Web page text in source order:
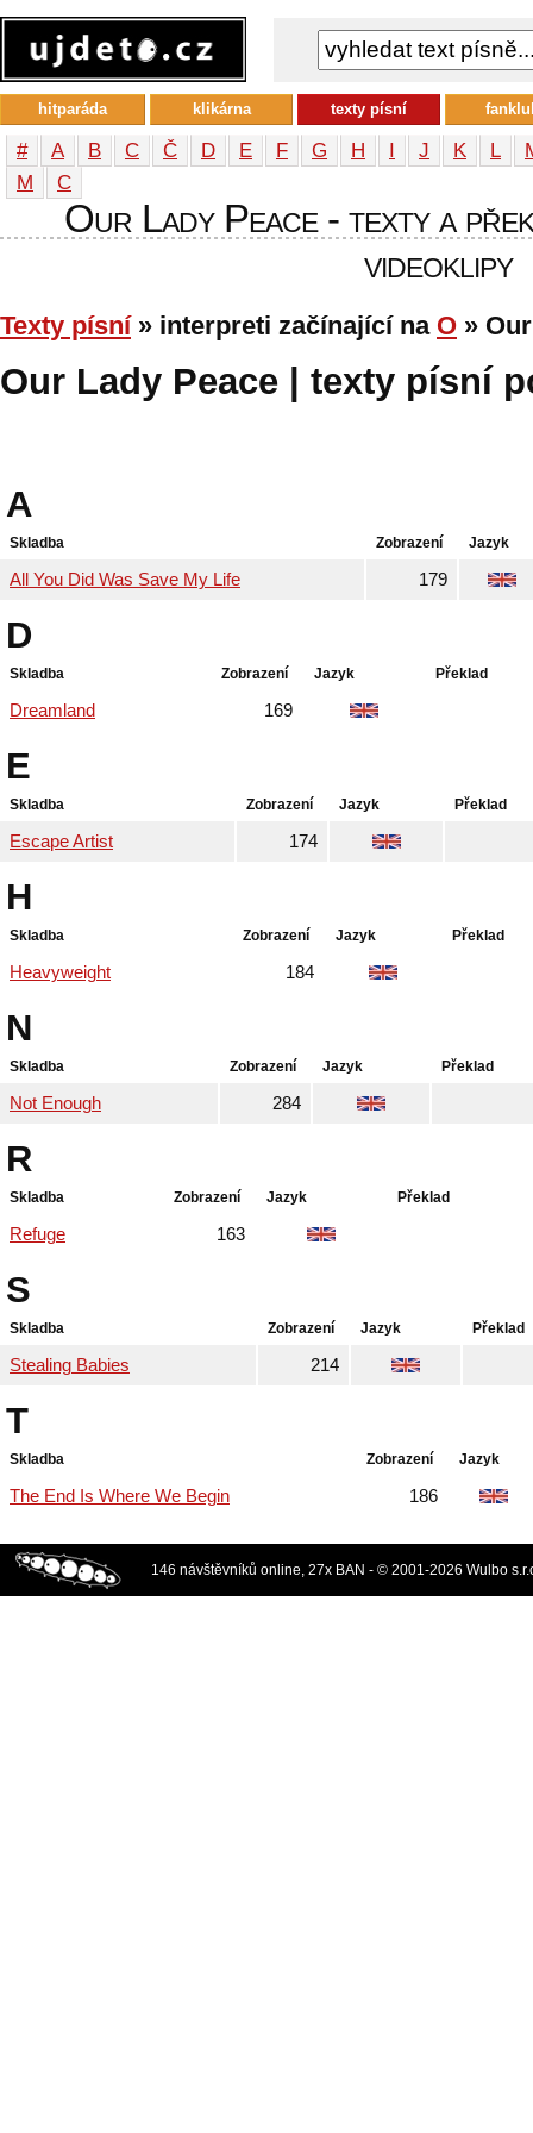
# A B C Č D E F G H I J K L
М
С
Our Lady Peace - texty a
videoklipy
Texty písní» interpreti začínající na O »
Our Lady Peace | texty písní
A
Skladba Zobrazení Jazyk
All You Did Was Save My Life 179
D
Skladba Zobrazení Jazyk Překlad
Dreamland 169
E
Skladba Zobrazení Jazyk Překlad
Escape Artist 174
H
Skladba Zobrazení Jazyk Překlad
Heavyweight 184
N
Skladba Zobrazení Jazyk Překlad
Not Enough 284
R
Skladba Zobrazení Jazyk Překlad
Refuge 163
S
Skladba Zobrazení Jazyk Překlad
Stealing Babies 214
T
Skladba Zobrazení Jazyk
The End Is Where We Begin 186
hitparáda klikárna texty písní
146 návštěvníků online, 27x BAN - © 2001-2026 Wulbo